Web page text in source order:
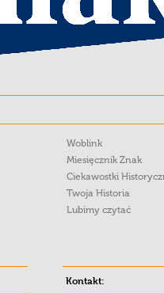
Woblink
Miesięcznik Znak
Ciekawostki
Twoja Historia
Lubimy czytać
Kontakt: